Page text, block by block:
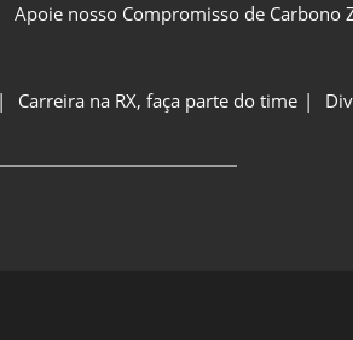
Apoie nosso Compromisso de Carbono
Carreira na RX, faça parte do time